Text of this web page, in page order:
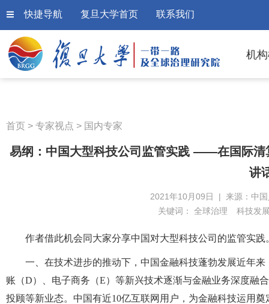
快捷导航 复旦大学首页 联系我们
机
首页 > 专家视点 > 国内专家
易纲：中国大型科技公司监管实践 ——在国际清
讲
2021年10月09日 | 来源：中
关键词： 全球治理 科技发
作者借此机会同大家分享中国对大型科技公司的监管实践
一、在技术进步的推动下，中国金融科技蓬勃发展近年
账（D）、电子商务（E）等新兴技术逐渐与金融业务深度融
投顾等新业态。中国有近10亿互联网用户，为金融科技运用